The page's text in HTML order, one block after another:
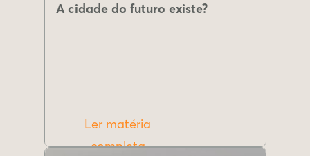
A cidade do futuro existe?
Ler matéria
completa